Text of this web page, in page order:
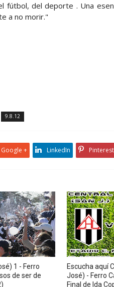
fútbol, del deporte . Una
a no morir."
9.8.12
Google + LinkedIn Pinterest
1 - Ferro
de ser de
Escucha aquí
José) - Ferro
Final de Ida